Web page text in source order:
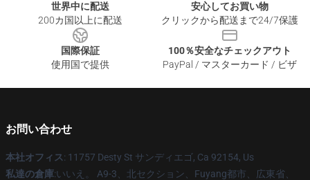
世界中に配送
200カ国以上に配送
安心してお買い物
クリックから配送まで24/7保護
国際保証
使用国で提供
100％安全なチェックアウト
PayPal / マスターカード / ビザ
お問い合わせ
本社オフィス: 11757 Desty St サンディエゴ, Ca 92154, Us
私達の倉庫:いいえ。 A9-3、北セクション、Fuyang都市、広東省、